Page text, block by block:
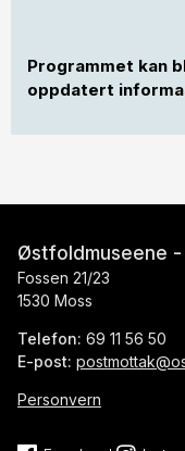
Programmet kan
oppdatert
Østfoldmuseene -
Fossen 21/23
1530 Moss
Telefon: 69 11 56 50
E-post:
Personvern